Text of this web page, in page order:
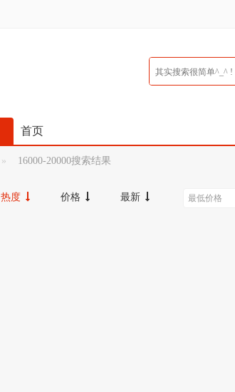
首页
16000-20000搜索结果
热度 价格 最新